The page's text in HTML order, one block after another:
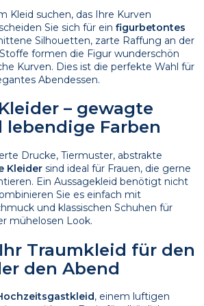
Kleid suchen, das Ihre Kurven
Sie sich für ein figurbetontes
Silhouetten, zarte Raffung an der
formen die Figur wunderschön
Kurven. Dies ist die perfekte Wahl für
Abendessen.
– gewagte
lebendige Farben
Drucke, Tiermuster, abstrakte
Kleider sind ideal für Frauen, die gerne
Ein Aussagekleid benötigt nicht
Sie es einfach mit
und klassischen Schuhen für
mühelosen Look.
Traumkleid für den
den Abend
, einem luftigen